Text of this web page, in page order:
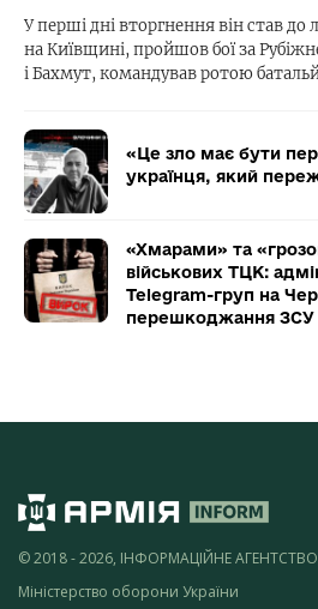
У перші дні вторгнення він став
на Київщині, пройшов бої за
і Бахмут, командував ротою
«Це зло має бути
українця, який
«Хмарами» та
військових ТЦК:
Telegram-груп на
перешкоджання ЗСУ
© 2018 - 2026, ІНФОРМАЦІЙНЕ
Міністерство оборони України